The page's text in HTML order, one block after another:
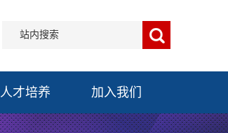
人才培养 加入我们